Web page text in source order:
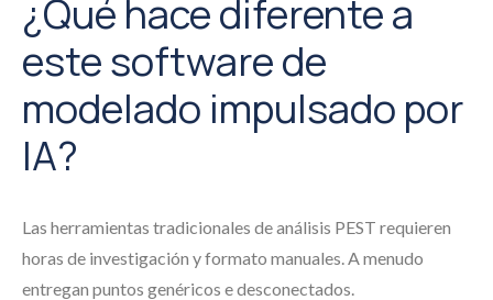
¿Qué hace diferente a
este software de
modelado impulsado por
IA?
Las herramientas tradicionales de análisis PEST requieren
horas de investigación y formato manuales. A menudo
entregan puntos genéricos e desconectados.